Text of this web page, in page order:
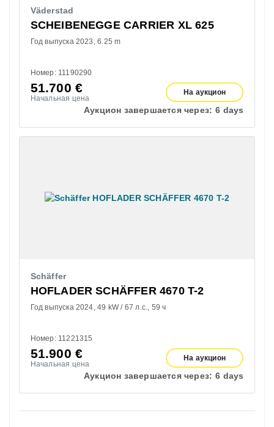
Väderstad
SCHEIBENEGGE CARRIER XL 625
Год выпуска 2023 6.25 m
Номер: 11190290
51.700 €
Начальная цена
На аукцион
Аукцион завершается через: 6 days
Schäffer
HOFLADER SCHÄFFER 4670 T-2
Год выпуска 2024 49 kW / 67 л.с. 59 ч
Номер: 11221315
51.900 €
Начальная цена
На аукцион
Аукцион завершается через: 6 days